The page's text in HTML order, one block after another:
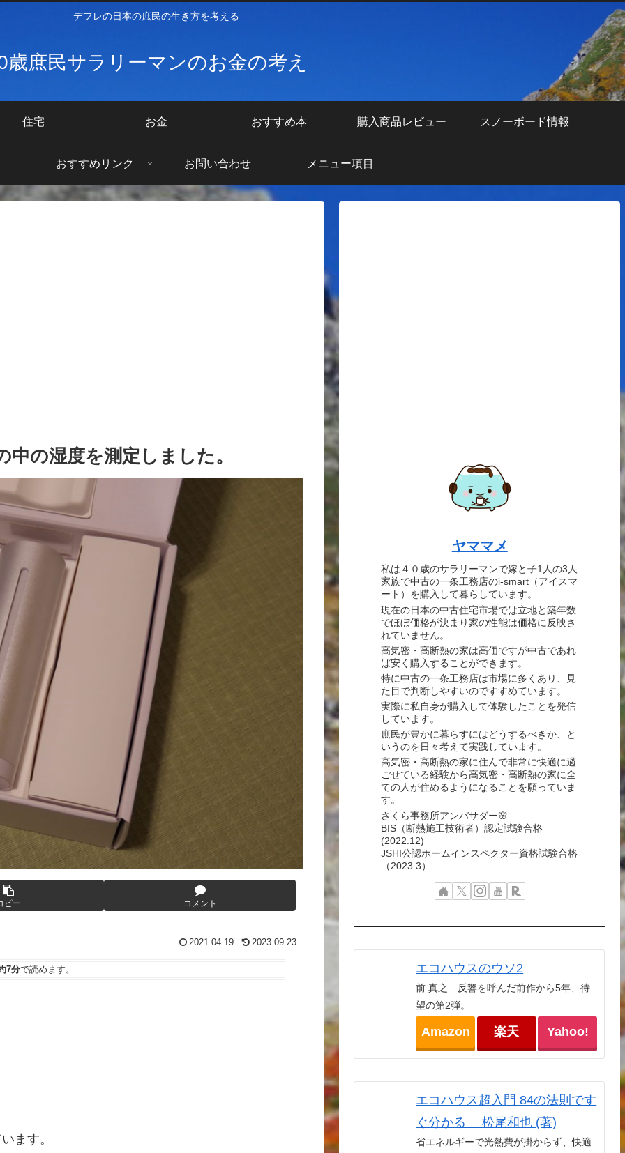
デフレの日本の庶民の生き方を考える
歳庶民サラリーマンのお金の考え
住宅 お金 おすすめ本 購入商品レビュー スノーボード情報
おすすめリンク お問い合わせ メニュー項目
の湿度を測定しました。
ピー コメント
2021.04.19 2023.09.23
7分で読めます。
ます。
ヤママメ
私は４０歳のサラリーマンで嫁と子1人の3人
家族で中古の一条工務店のi-smart（アイスマ
ート）を購入して暮らしています。
現在の日本の中古住宅市場では立地と築年数
でほぼ価格が決まり家の性能は価格に反映さ
れていません。
高気密・高断熱の家は高価ですが中古であれ
ば安く購入することができます。
特に中古の一条工務店は市場に多くあり、見
た目で判断しやすいのですすめています。
実際に私自身が購入して体験したことを発信
しています。
庶民が豊かに暮らすにはどうするべきか、と
いうのを日々考えて実践しています。
高気密・高断熱の家に住んで非常に快適に過
ごせている経験から高気密・高断熱の家に全
ての人が住めるようになることを願っていま
す。
さくら事務所アンバサダー🌸
BIS（断熱施工技術者）認定試験合格
(2022.12)
JSHI公認ホームインスペクター資格試験合格
（2023.3）
エコハウスのウソ2
前 真之 反響を呼んだ前作から5年、待
望の第2弾。
Amazon 楽天 Yahoo!
エコハウス超入門 84の法則です
ぐ分かる 松尾和也 (著)
省エネルギーで光熱費が掛からず、快適